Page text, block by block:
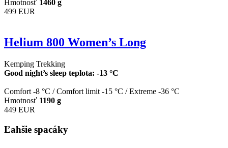
Hmotnosť 1460 g
499 EUR
Helium 800 Women’s Long
Kemping Trekking
Good night’s sleep teplota: -13 °C
Comfort -8 °C /Comfort limit -15 °C /Extreme -36 °C
Hmotnosť 1190 g
449 EUR
Ľahšie spacáky